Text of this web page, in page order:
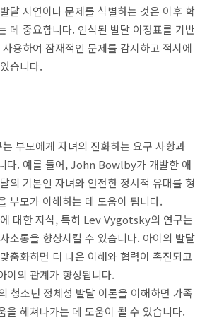
달 지연이나 문제를 식별하는 것은 이후 학
데 중요합니다. 인식된 발달 이정표를 기반
용하여 잠재적인 문제를 감지하고 적시에
습니다.
부모에게 자녀의 진화하는 요구 사항과
다. 예를 들어, John Bowlby가 개발한 애
의 기본인 자녀와 안전한 정서적 유대를 형
부모가 이해하는 데 도움이 됩니다.
대한 지식, 특히 Lev Vygotsky의 연구는
소통을 향상시킬 수 있습니다. 아이의 발달
춤화하면 더 나은 이해와 협력이 촉진되고
이의 관계가 향상됩니다.
청소년 정체성 발달 이론을 이해하면 가족
을 헤쳐나가는 데 도움이 될 수 있습니다.